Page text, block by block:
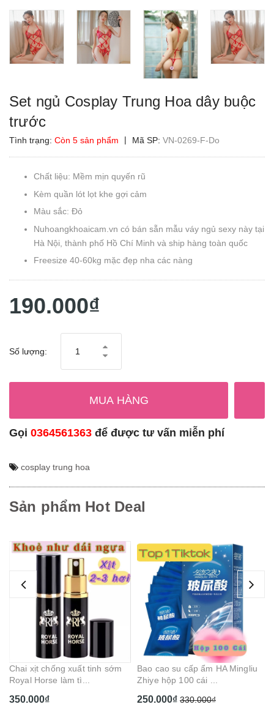
Set ngủ Cosplay Trung Hoa dây buộc
trước
Tình trạng: Còn 5 sản phẩm | Mã SP: VN-0269-F-Do
Chất liệu: Mềm mịn quyến rũ
Kèm quần lót lọt khe gợi cảm
Màu sắc: Đỏ
Nuhoangkhoaicam.vn có bán sẵn mẫu váy ngủ sexy này tại
Hà Nội, thành phố Hồ Chí Minh và ship hàng toàn quốc
Freesize 40-60kg mặc đẹp nha các nàng
190.000₫
Số lượng:
MUA HÀNG
Gọi 0364561363 để được tư vấn miễn phí
cosplay trung hoa
Sản phẩm Hot Deal
Bao cao su cấp ẩm HA Mingliu
Zhiye hộp 100 cái ...
250.000₫
Bút rung điểm G dài tím hồng 3
đầu tròn gai chạ...
210.000₫